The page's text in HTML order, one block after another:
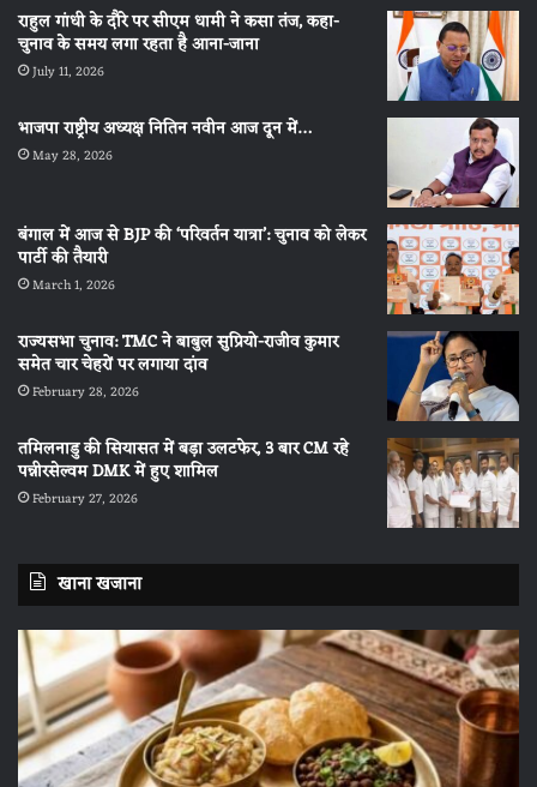
राहुल गांधी के दौरे पर सीएम धामी ने कसा तंज, कहा-
चुनाव के समय लगा रहता है आना-जाना
July 11, 2026
भाजपा राष्ट्रीय अध्यक्ष नितिन नवीन आज दून में…
May 28, 2026
बंगाल में आज से BJP की ‘परिवर्तन यात्रा’: चुनाव को लेकर
पार्टी की तैयारी
March 1, 2026
राज्यसभा चुनाव: TMC ने बाबुल सुप्रियो-राजीव कुमार
समेत चार चेहरों पर लगाया दांव
February 28, 2026
तमिलनाडु की सियासत में बड़ा उलटफेर, 3 बार CM रहे
पन्नीरसेल्वम DMK में हुए शामिल
February 27, 2026
खाना खजाना